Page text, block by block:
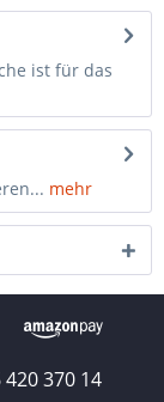
ist für das
mehr
420 370 14